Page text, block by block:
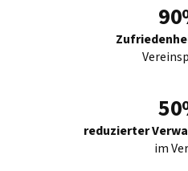
reduzierter
im